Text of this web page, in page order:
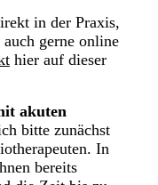
in der Praxis,
gerne online
hier auf dieser
akuten
bitte zunächst
In
bereits